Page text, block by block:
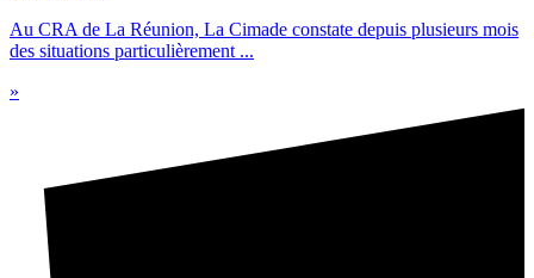
Au CRA de La Réunion, La Cimade constate depuis plusieurs mois
des situations particulièrement ...
»